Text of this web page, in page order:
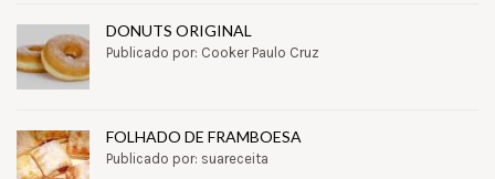
DONUTS ORIGINAL
Publicado por: Cooker Paulo Cruz
FOLHADO DE FRAMBOESA
Publicado por: suareceita